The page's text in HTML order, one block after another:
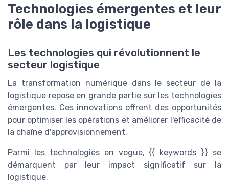
Technologies émergentes et leur
rôle dans la logistique
Les technologies qui révolutionnent le
secteur logistique
La transformation numérique dans le secteur de la
logistique repose en grande partie sur les technologies
émergentes. Ces innovations offrent des opportunités
pour optimiser les opérations et améliorer l'efficacité de
la chaîne d'approvisionnement.
Parmi les technologies en vogue, {{ keywords }} se
démarquent par leur impact significatif sur la
logistique.